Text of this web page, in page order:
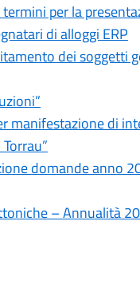
per la
di alloggi ERP
dei soggetti
manifestazione di
domande anno
– Annualità